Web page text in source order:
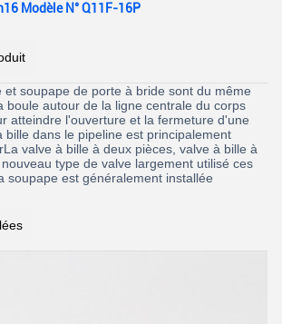
Modèle N° Q11F-16P
et soupape de porte à bride sont du même
boule autour de la ligne centrale du corps
atteindre l'ouverture et la fermeture d'une
bille dans le pipeline est principalement
valve à bille à deux pièces, valve à bille à
type de valve largement utilisé ces
soupape est généralement installée